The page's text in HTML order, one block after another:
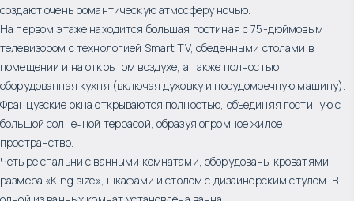
создают очень романтическую атмосферу ночью.
На первом этаже находится большая гостиная с 75-дюймовым
телевизором с технологией Smart TV, обеденными столами в
помещении и на открытом воздухе, а также полностью
оборудованная кухня (включая духовку и посудомоечную машину).
Французские окна открываются полностью, объединяя гостиную с
большой солнечной террасой, образуя огромное жилое
пространство.
Четыре спальни с ванными комнатами, оборудованы кроватями
размера «King size», шкафами и столом с дизайнерским стулом. В